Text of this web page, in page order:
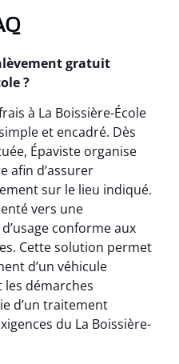
gratuit
?
à La Boissière-École
et encadré. Dès
Épaviste organise
afin d’assurer
sur le lieu indiqué.
vers une
conforme aux
Cette solution permet
d’un véhicule
démarches
d’un traitement
du La Boissière-